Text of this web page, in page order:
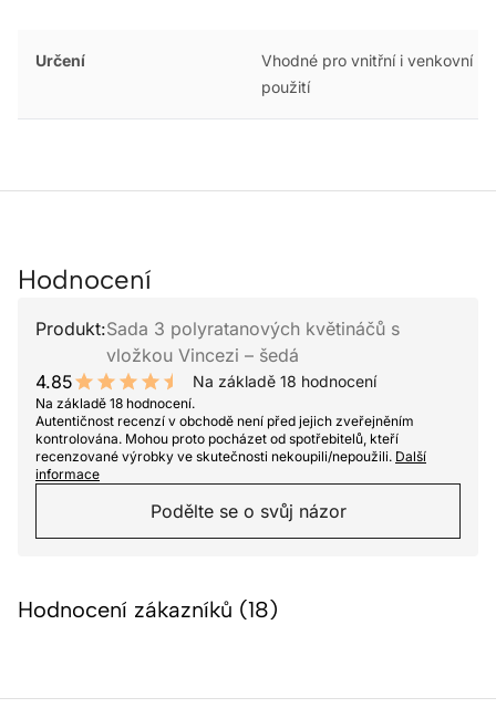
Určení
Vhodné pro vnitřní i venkovní
použití
Hodnocení
Produkt:Sada 3 polyratanových květináčů s
vložkou Vincezi – šedá
4.85
9.7 out of 10 stars
Na základě 18 hodnocení
Na základě 18 hodnocení.
Autentičnost recenzí v obchodě není před jejich zveřejněním
kontrolována. Mohou proto pocházet od spotřebitelů, kteří
recenzované výrobky ve skutečnosti nekoupili/nepoužili. Další
informace
Podělte se o svůj názor
Hodnocení zákazníků (18)